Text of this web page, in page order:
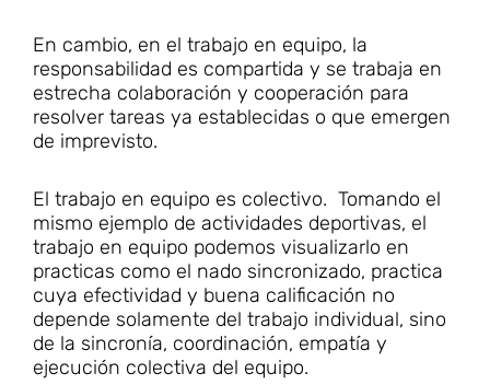
En cambio, en el trabajo en equipo, la
responsabilidad es compartida y se trabaja en
estrecha colaboración y cooperación para
resolver tareas ya establecidas o que emergen
de imprevisto.
El trabajo en equipo es colectivo. Tomando el
mismo ejemplo de actividades deportivas, el
trabajo en equipo podemos visualizarlo en
practicas como el nado sincronizado, practica
cuya efectividad y buena calificación no
depende solamente del trabajo individual, sino
de la sincronía, coordinación, empatía y
ejecución colectiva del equipo.